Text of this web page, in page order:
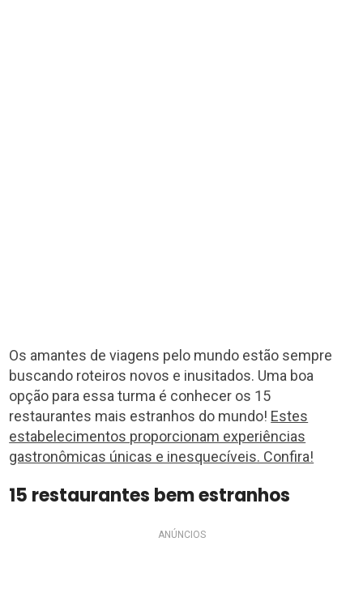
Os amantes de viagens pelo mundo estão sempre
buscando roteiros novos e inusitados. Uma boa
opção para essa turma é conhecer os 15
restaurantes mais estranhos do mundo! Estes
estabelecimentos proporcionam experiências
gastronômicas únicas e inesquecíveis. Confira!
15 restaurantes bem estranhos
ANÚNCIOS